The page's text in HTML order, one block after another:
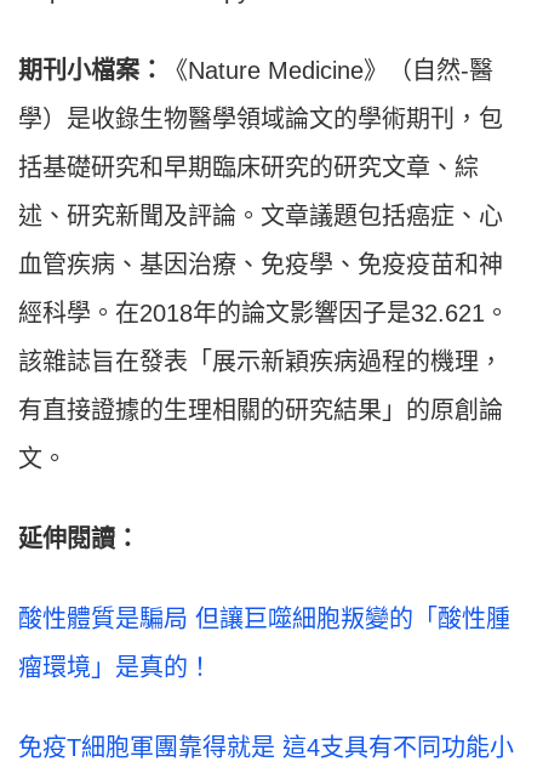
期刊小檔案：
《Nature Medicine》（自然-醫
學）是收錄生物醫學領域論文的學術期刊，包
括基礎研究和早期臨床研究的研究文章、綜
述、研究新聞及評論。文章議題包括癌症、心
血管疾病、基因治療、免疫學、免疫疫苗和神
經科學。在2018年的論文影響因子是32.621。
該雜誌旨在發表「展示新穎疾病過程的機理，
有直接證據的生理相關的研究結果」的原創論
文。
延伸閱讀：
酸性體質是騙局 但讓巨噬細胞叛變的「酸性腫
瘤環境」是真的！
免疫T細胞軍團靠得就是 這4支具有不同功能小